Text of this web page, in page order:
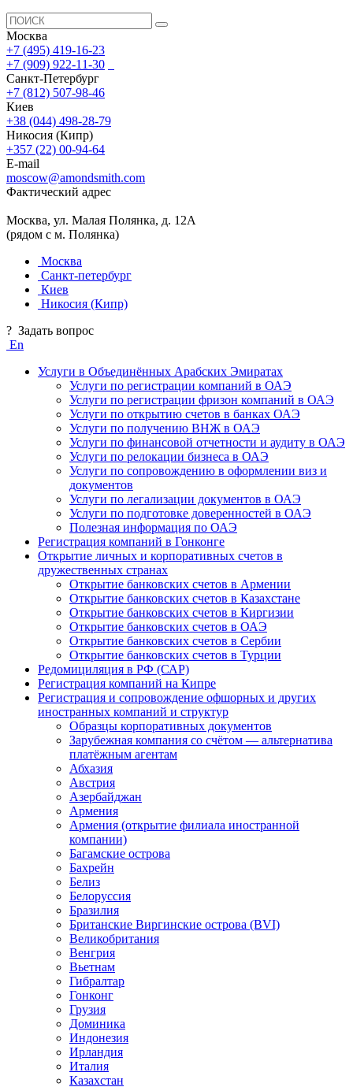
Москва
+7 (495) 419-16-23
+7 (909) 922-11-30
Санкт-Петербург
+7 (812) 507-98-46
Киев
+38 (044) 498-28-79
Никосия (Кипр)
+357 (22) 00-94-64
E-mail
moscow@amondsmith.com
Фактический адрес
Москва, ул. Малая Полянка, д. 12А
(рядом с м. Полянка)
Москва
Санкт-петербург
Киев
Никосия (Кипр)
? Задать вопрос
En
Услуги в Объединённых Арабских Эмиратах
Услуги по регистрации компаний в ОАЭ
Услуги по регистрации фризон компаний в ОАЭ
Услуги по открытию счетов в банках ОАЭ
Услуги по получению ВНЖ в ОАЭ
Услуги по финансовой отчетности и аудиту в ОАЭ
Услуги по релокации бизнеса в ОАЭ
Услуги по сопровождению в оформлении виз и
документов
Услуги по легализации документов в ОАЭ
Услуги по подготовке доверенностей в ОАЭ
Полезная информация по ОАЭ
Регистрация компаний в Гонконге
Открытие личных и корпоративных счетов в
дружественных странах
Открытие банковских счетов в Армении
Открытие банковских счетов в Казахстане
Открытие банковских счетов в Киргизии
Открытие банковских счетов в ОАЭ
Открытие банковских счетов в Сербии
Открытие банковских счетов в Турции
Редомициляция в РФ (САР)
Регистрация компаний на Кипре
Регистрация и сопровождение офшорных и других
иностранных компаний и структур
Образцы корпоративных документов
Зарубежная компания со счётом — альтернатива
платёжным агентам
Абхазия
Австрия
Азербайджан
Армения
Армения (открытие филиала иностранной
компании)
Багамские острова
Бахрейн
Белиз
Белоруссия
Бразилия
Британские Виргинские острова (BVI)
Великобритания
Венгрия
Вьетнам
Гибралтар
Гонконг
Грузия
Доминика
Индонезия
Ирландия
Италия
Казахстан